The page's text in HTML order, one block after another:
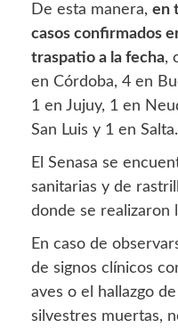
De esta manera, en
casos confirmados
traspatio a la fecha,
en Córdoba, 4 en
1 en Jujuy, 1 en
San Luis y 1 en Salta.
El Senasa se
sanitarias y de
donde se realizaron
En caso de
de signos clínicos
aves o el hallazgo
silvestres muertas,